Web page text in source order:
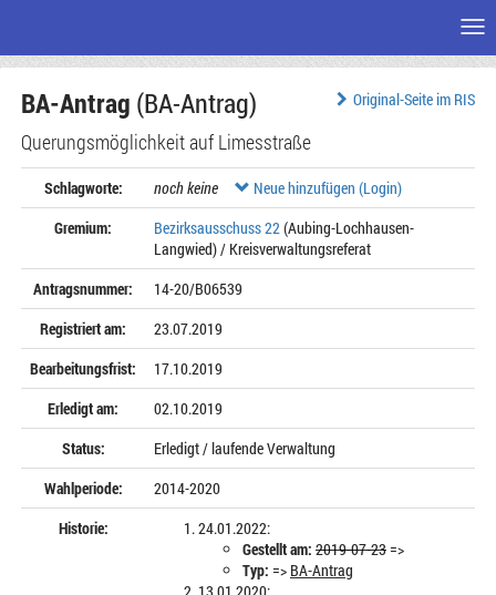
Seiteninhalt
Original-Seite im RIS
BA-Antrag (BA-Antrag)
Querungsmöglichkeit auf Limesstraße
Schlagworte: noch keine
Neue hinzufügen (Login)
Gremium:
Bezirksausschuss 22(Aubing-Lochhausen-
Langwied) / Kreisverwaltungsreferat
Antragsnummer:
14-20/B06539
Registriert am:
23.07.2019
Bearbeitungsfrist:
17.10.2019
Erledigt am:
02.10.2019
Status:
Erledigt / laufende Verwaltung
Wahlperiode:
2014-2020
Historie:
24.01.2022:
Gestellt am: 2019-07-23=>
Typ: => BA-Antrag